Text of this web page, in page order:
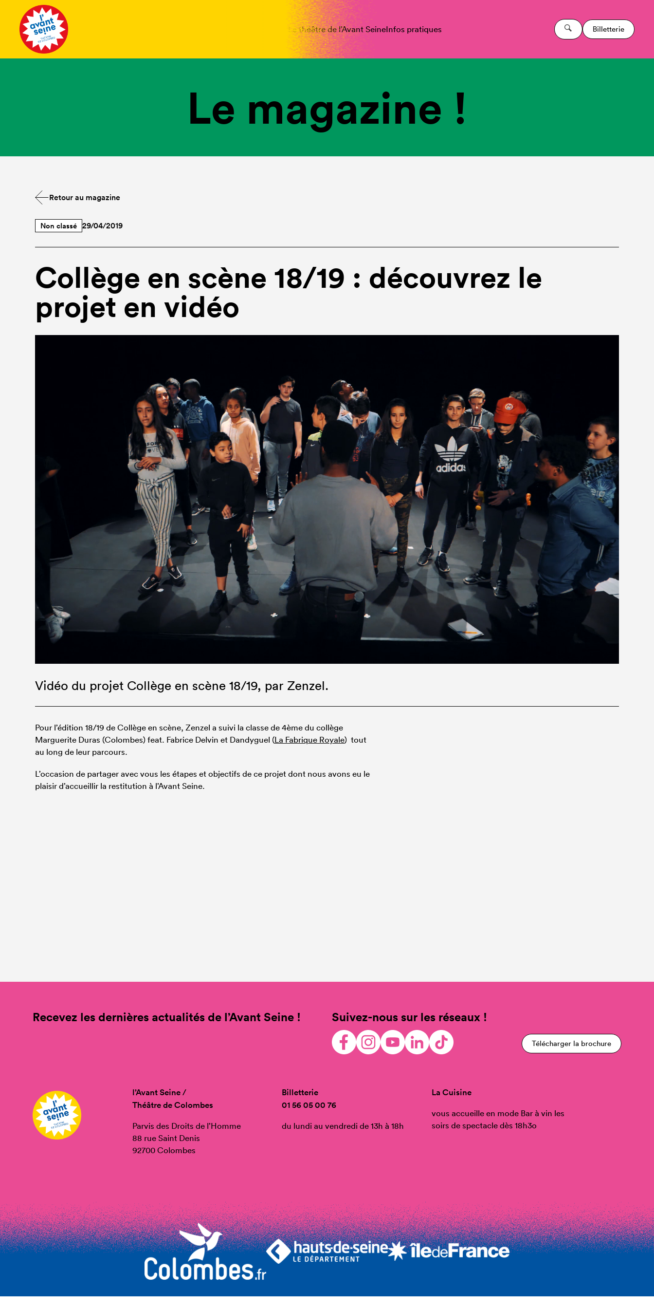
Le théâtre de l’Avant SeineInfos pratiques Billetterie
Le magazine !
Retour au magazine
Non classé 29/04/2019
Collège en scène 18/19 : découvrez le
projet en vidéo
Vidéo du projet Collège en scène 18/19, par Zenzel.
Pour l’édition 18/19 de Collège en scène, Zenzel a suivi la classe de 4ème du collège
Marguerite Duras (Colombes) feat. Fabrice Delvin et Dandyguel (La Fabrique Royale) tout
au long de leur parcours.
L’occasion de partager avec vous les étapes et objectifs de ce projet dont nous avons eu le
plaisir d’accueillir la restitution à l’Avant Seine.
Recevez les dernières actualités de l’Avant Seine ! Suivez-nous sur les réseaux !
Télécharger la brochure
l’Avant Seine /
Théâtre de Colombes
Parvis des Droits de l’Homme
88 rue Saint Denis
92700 Colombes
Billetterie
01 56 05 00 76
du lundi au vendredi de 13h à 18h
La Cuisine
vous accueille en mode Bar à vin les
soirs de spectacle dès 18h3o